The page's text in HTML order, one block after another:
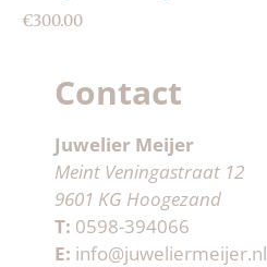
€300.00
Contact
Juwelier Meijer
Meint Veningastraat 12
9601 KG Hoogezand
T: 0598-394066
E: info@juweliermeijer.nl